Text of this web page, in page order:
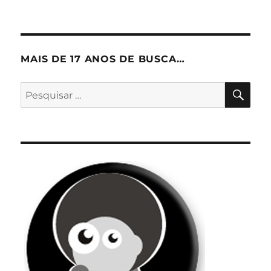
MAIS DE 17 ANOS DE BUSCA…
Pesquisar
por: